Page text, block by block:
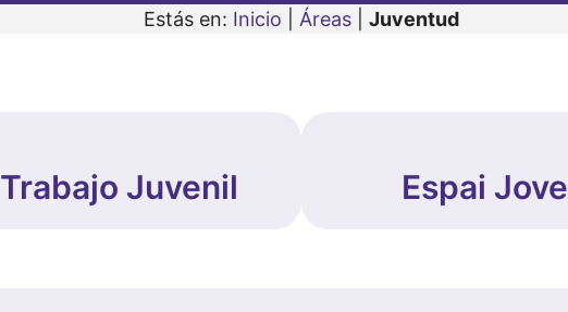
Estás en: Inicio Áreas Juventud
Trabajo Juvenil Espai Jove